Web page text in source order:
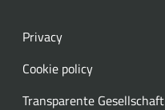
Privacy
Cookie policy
Transparente Gesellschaft